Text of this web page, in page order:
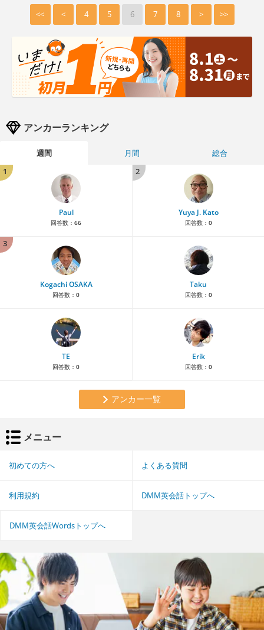
<< < 4 5 6 7 8 > >>
アンカーランキング
週間 月間
総合
1
Paul
回答数： 66
2
Yuya J. Kato
回答数： 0
3
Kogachi OSAKA
回答数： 0
Taku
回答数： 0
TE
回答数： 0
Erik
回答数： 0
アンカー一覧
メニュー
初めての方へ よくある質問
利用規約 DMM英会話トップへ
DMM英会話Wordsトップへ